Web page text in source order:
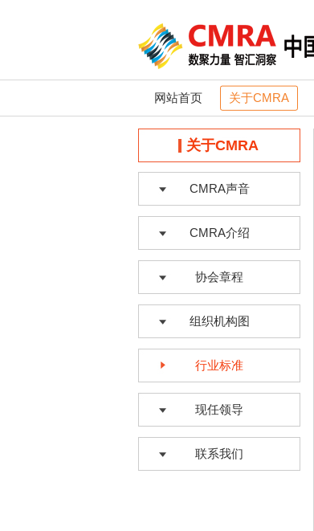
网站首页 关于CMRA
关于CMRA
CMRA声音
CMRA介绍
协会章程
组织机构图
行业标准
现任领导
联系我们